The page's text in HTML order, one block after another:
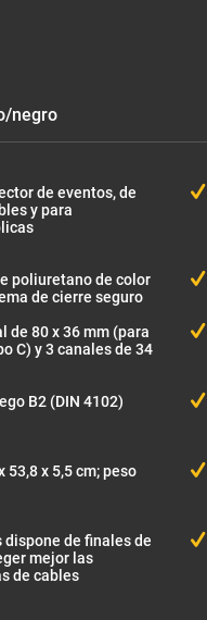
de eventos, de
y para
poliuretano de color
de cierre seguro
de 80 x 36 mm (para
C) y 3 canales de 34
B2 (DIN 4102)
53,8 x 5,5 cm; peso
dispone de finales de
mejor las
de cables